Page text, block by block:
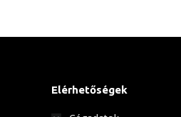
Elérhetőségek